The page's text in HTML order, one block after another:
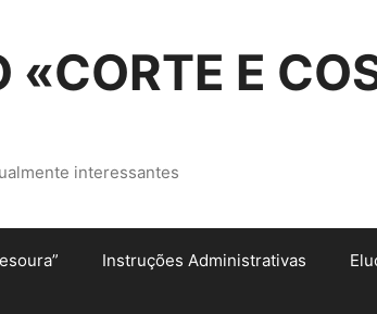
«CORTE E
interessantes
Instruções Administrativas